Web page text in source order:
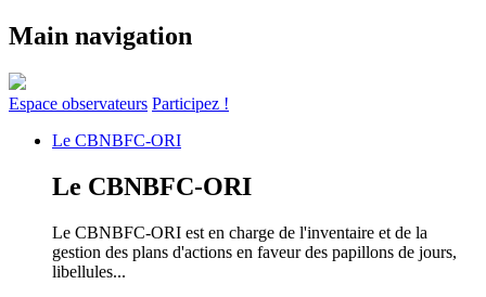
Main navigation
Espace observateurs Participez !
Le CBNBFC-ORI
Le CBNBFC-ORI
Le CBNBFC-ORI est en charge de l'inventaire et de la
gestion des plans d'actions en faveur des papillons de jours,
libellules...